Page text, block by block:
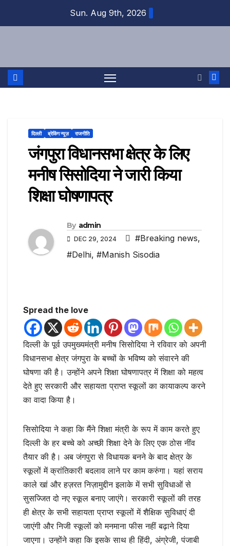
Sun. Aug 9th, 2026
दिल्ली ब्रेकिंग न्यूज़ राजनीति
जंगपुरा विधानसभा क्षेत्र के लिए
मनीष सिसोदिया ने जारी किया
शिक्षा घोषणापत्र
By admin
DEC 29, 2024 #Breaking news,
#Delhi, #Manish Sisodia
Spread the love
दिल्ली के पूर्व उपमुख्यमंत्री मनीष सिसोदिया ने रविवार काे अपनी
विधानसभा क्षेत्र जंगपुरा के बच्चों के भविष्य को संवारने की
घोषणा की है। उन्होंने अपने शिक्षा घोषणापत्र में शिक्षा को महत्व
देते हुए सरकारी और सहायता प्राप्त स्कूलों का कायाकल्प करने
का वादा किया है।
सिसोदिया ने कहा कि मैंने शिक्षा मंत्री के रूप में काम करते हुए
दिल्ली के हर बच्चे को अच्छी शिक्षा देने के लिए एक ठोस नींव
तैयार की है। अब जंगपुरा से विधायक बनने के बाद क्षेत्र के
स्कूलों में क्रांतिकारी बदलाव लाने पर काम करुंगा। यहां सराय
काले खां और हज़रत निज़ामुद्दीन इलाके में सभी सुविधाओं से
सुसज्जित दो नए स्कूल बनाए जाएंगे। सरकारी स्कूलों की तरह
ही क्षेत्र के सभी सहायता प्राप्त स्कूलों में शैक्षिक सुविधाएं दी
जाएंगी और निजी स्कूलों को मनमाना फीस नहीं बढ़ाने दिया
जाएगा। उन्होंने कहा कि इसके साथ ही हिंदी, अंग्रेजी, पंजाबी